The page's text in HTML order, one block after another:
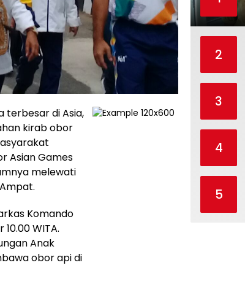
terbesar di Asia,
kirab obor
Asian Games
melewati
Komando
WITA.
Anak
obor api di
2
3
4
5